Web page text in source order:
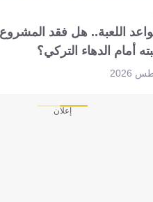
اللعبة.. هل فقد المشروع
أمام الدهاء التركي؟
إعلان